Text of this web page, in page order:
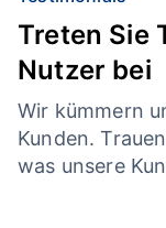
Treten Sie
Nutzer bei
Wir kümmern
Kunden.
was unsere